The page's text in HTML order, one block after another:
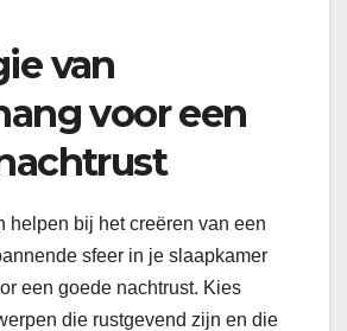
van
voor een
helpen bij het creëren van een
sfeer in je slaapkamer
een goede nachtrust. Kies
die rustgevend zijn en die